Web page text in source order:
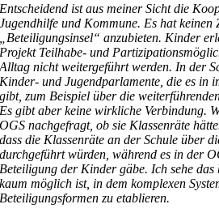
Entscheidend ist aus meiner Sicht die
Jugendhilfe und Kommune. Es hat keinen
„Beteiligungsinsel“ anzubieten. Kinder
Projekt Teilhabe- und
Alltag nicht weitergeführt werden. In der
Kinder- und Jugendparlamente, die es in
gibt, zum Beispiel über die
Es gibt aber keine wirkliche Verbindung.
OGS nachgefragt, ob sie Klassenräte
dass die Klassenräte an der Schule über
durchgeführt würden, während es in der
Beteiligung der Kinder gäbe. Ich sehe das
kaum möglich ist, in dem komplexen
Beteiligungsformen zu etablieren.